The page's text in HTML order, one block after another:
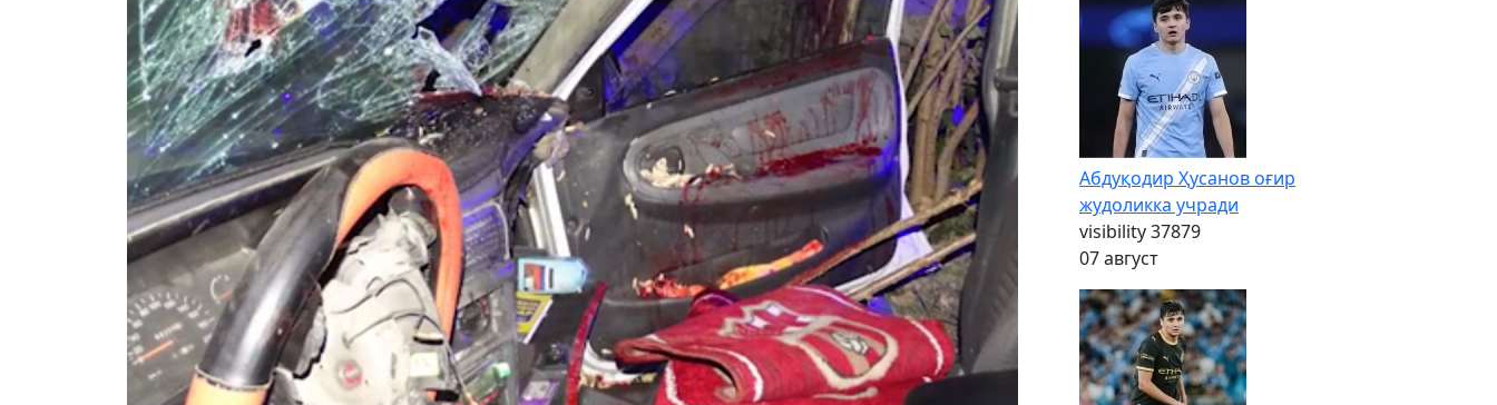
Абдуқодир Ҳусанов оғир
жудоликка учради
visibility37879
07 август